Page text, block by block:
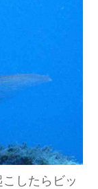
したらビッ